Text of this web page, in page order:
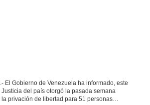
El Gobierno de Venezuela ha informado, este
del país otorgó la pasada semana
privación de libertad para 51 personas